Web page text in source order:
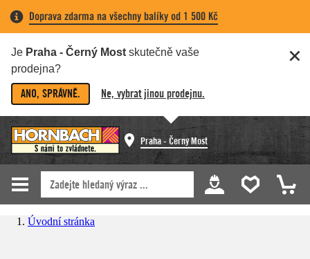
Doprava zdarma na všechny balíky od 1 500 Kč
Je Praha - Černý Most skutečně vaše
prodejna?
ANO, SPRÁVNĚ. Ne, vybrat jinou prodejnu.
Praha - Černý Most
Úvodní stránka